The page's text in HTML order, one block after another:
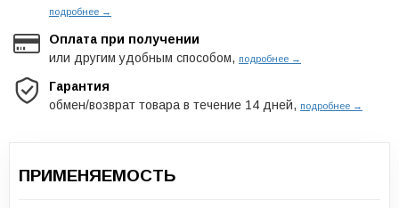
подробнее →
Оплата при получении
или другим удобным способом, подробнее →
Гарантия
обмен/возврат товара в течение 14 дней, подробнее →
ПРИМЕНЯЕМОСТЬ